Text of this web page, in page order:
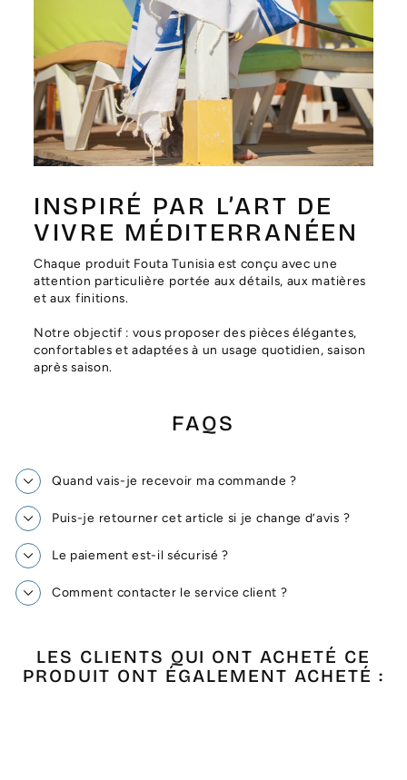
INSPIRÉ PAR L’ART DE
VIVRE MÉDITERRANÉEN
Chaque produit Fouta Tunisia est conçu avec une
attention particulière portée aux détails, aux matières
et aux finitions.
Notre objectif : vous proposer des pièces élégantes,
confortables et adaptées à un usage quotidien, saison
après saison.
FAQS
Quand vais-je recevoir ma commande ?
Puis-je retourner cet article si je change d’avis ?
Le paiement est-il sécurisé ?
Comment contacter le service client ?
LES CLIENTS QUI ONT ACHETÉ CE
PRODUIT ONT ÉGALEMENT ACHETÉ :